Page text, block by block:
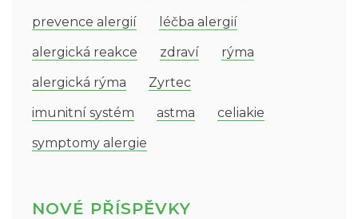
prevence alergií
léčba alergií
alergická reakce
zdraví
rýma
alergická rýma
Zyrtec
imunitní systém
astma
celiakie
symptomy alergie
NOVÉ PŘÍSPĚVKY